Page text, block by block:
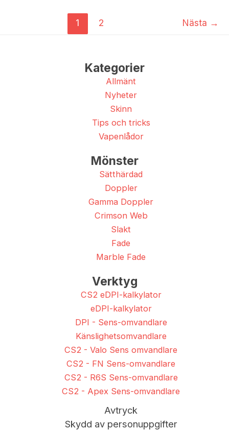
1 2 Nästa →
Kategorier
Allmänt
Nyheter
Skinn
Tips och tricks
Vapenlådor
Mönster
Sätthärdad
Doppler
Gamma Doppler
Crimson Web
Slakt
Fade
Marble Fade
Verktyg
CS2 eDPI-kalkylator
eDPI-kalkylator
DPI - Sens-omvandlare
Känslighetsomvandlare
CS2 - Valo Sens omvandlare
CS2 - FN Sens-omvandlare
CS2 - R6S Sens-omvandlare
CS2 - Apex Sens-omvandlare
Avtryck
Skydd av personuppgifter